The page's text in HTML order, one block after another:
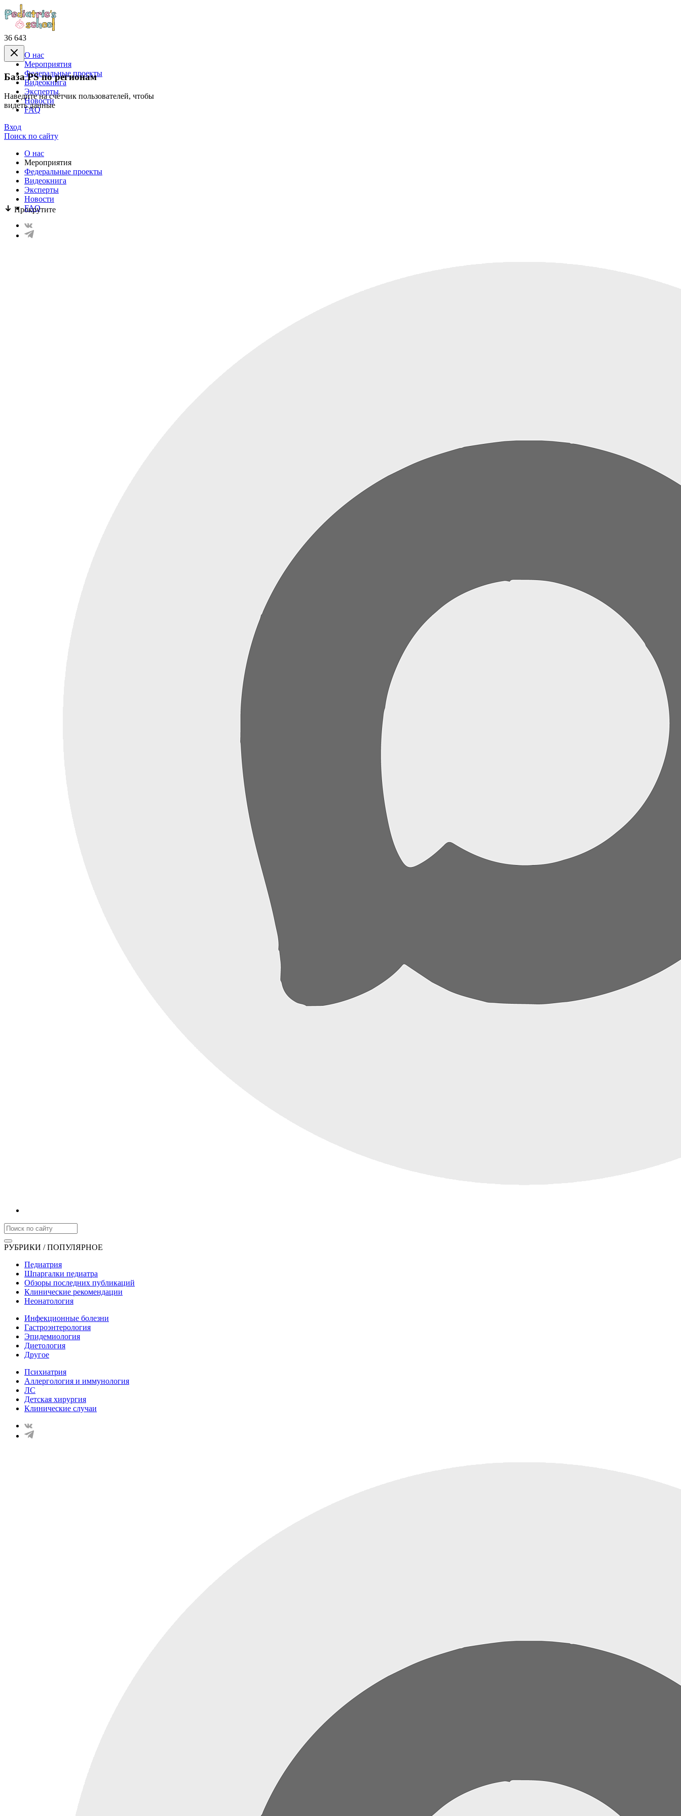
36 643
База PS по регионам
Наведите на счётчик пользователей, чтобы
видеть данные
Прокрутите
О нас
Mероприятия
Федеральные проекты
Видеокнига
Эксперты
Новости
FAQ
Вход
Поиск по сайту
О нас
Mероприятия
Федеральные проекты
Видеокнига
Эксперты
Новости
FAQ
РУБРИКИ / ПОПУЛЯРНОЕ
Педиатрия
Шпаргалки педиатра
Обзоры последних публикаций
Клинические рекомендации
Неонатология
Инфекционные болезни
Гастроэнтерология
Эпидемиология
Диетология
Другое
Психиатрия
Аллергология и иммунология
ЛС
Детская хирургия
Клинические случаи